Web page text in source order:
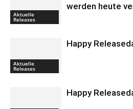
Aktuelle
Releases
werden heute
Aktuelle
Releases
Happy
Happy